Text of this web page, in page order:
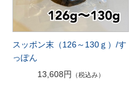
スッポン末（126～130ｇ）/す
っぽん
13,608円
（税込み）